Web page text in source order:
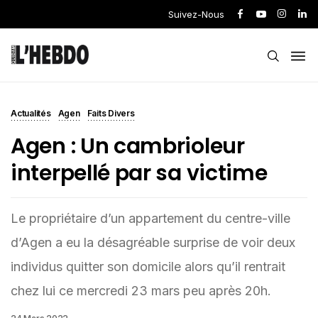
Suivez-Nous
Actualités Agen Faits Divers
Agen : Un cambrioleur
interpellé par sa victime
Le propriétaire d’un appartement du centre-ville
d’Agen a eu la désagréable surprise de voir deux
individus quitter son domicile alors qu’il rentrait
chez lui ce mercredi 23 mars peu après 20h.